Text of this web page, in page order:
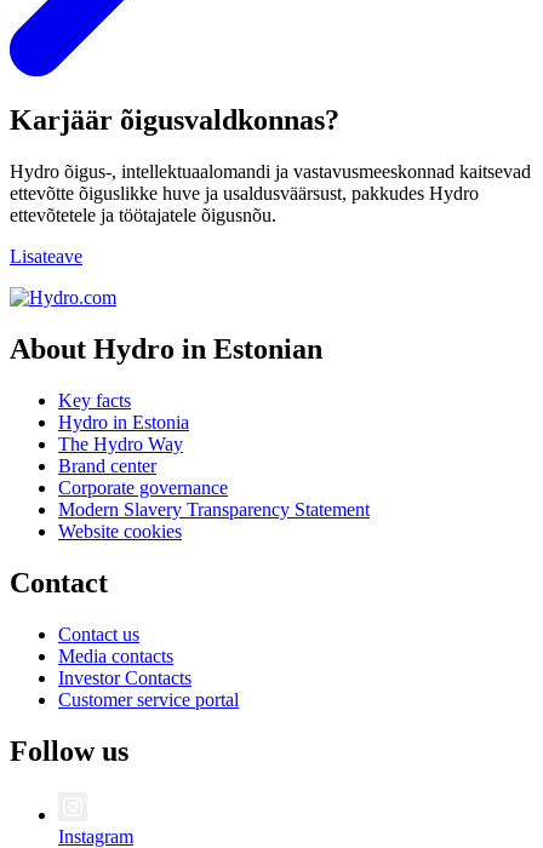
Karjäär õigusvaldkonnas?
Hydro õigus-, intellektuaalomandi ja vastavusmeeskonnad kaitsevad
ettevõtte õiguslikke huve ja usaldusväärsust, pakkudes Hydro
ettevõtetele ja töötajatele õigusnõu.
Lisateave
About Hydro in Estonian
Key facts
Hydro in Estonia
The Hydro Way
Brand center
Corporate governance
Modern Slavery Transparency Statement
Website cookies
Contact
Contact us
Media contacts
Investor Contacts
Customer service portal
Follow us
Instagram